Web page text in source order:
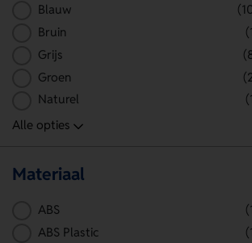
Blauw
Bruin
Grijs
Groen
Naturel
Materiaal
ABS
ABS Plastic